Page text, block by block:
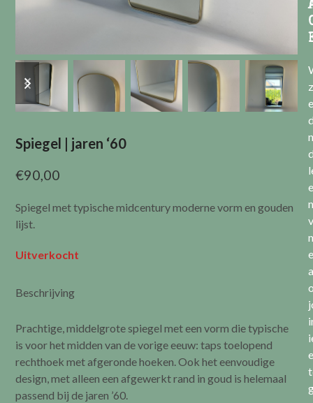
previous
slide
next
slide
Spiegel | jaren ‘60
€90,00
Spiegel met typische midcentury moderne vorm en gouden
lijst.
Uitverkocht
Beschrijving
Prachtige, middelgrote spiegel met een vorm die typische
is voor het midden van de vorige eeuw: taps toelopend
rechthoek met afgeronde hoeken. Ook het eenvoudige
design, met alleen een afgewerkt rand in goud is helemaal
passend bij de jaren ’60.